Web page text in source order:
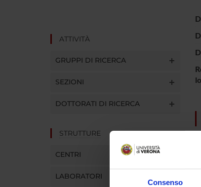
Consenso
ATTIVITÀ
GRUPPI DI RICERCA
SEZIONI
DOTTORATI DI RICERCA
STRUTTURE
CENTRI
LABORATORI